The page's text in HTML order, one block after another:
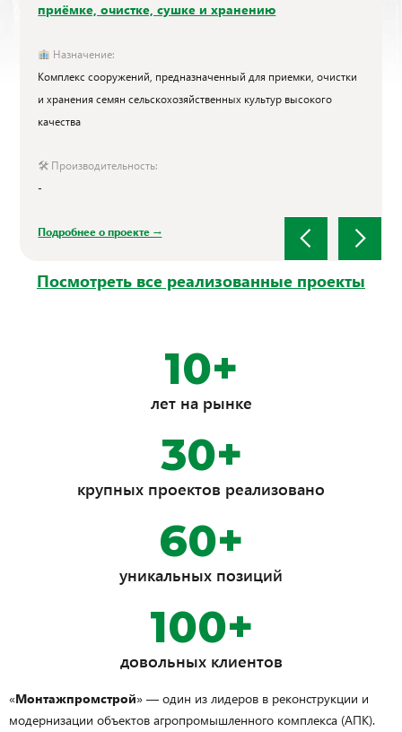
приёмке, очистке, сушке и хранению
Назначение:
Комплекс сооружений, предназначенный для приемки, очистки
и хранения семян сельскохозяйственных культур высокого
качества
🛠 Производительность:
-
Подробнее о проекте →
Посмотреть все реализованные проекты
10+
лет на рынке
30+
крупных проектов реализовано
60+
уникальных позиций
100+
довольных клиентов
«Монтажпромстрой» — один из лидеров в реконструкции и
модернизации объектов агропромышленного комплекса (АПК).